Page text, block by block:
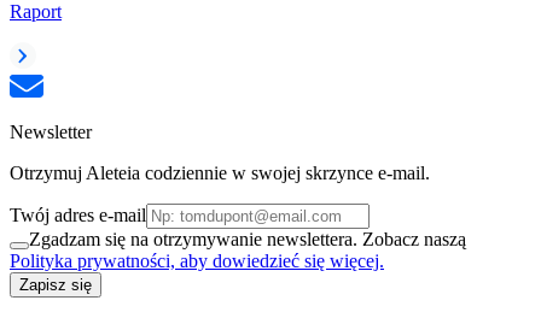
Raport
Newsletter
Otrzymuj Aleteia codziennie w swojej skrzynce e-mail.
Twój adres e-mail
Zgadzam się na otrzymywanie newslettera. Zobacz naszą
Polityka prywatności, aby dowiedzieć się więcej.
Zapisz się